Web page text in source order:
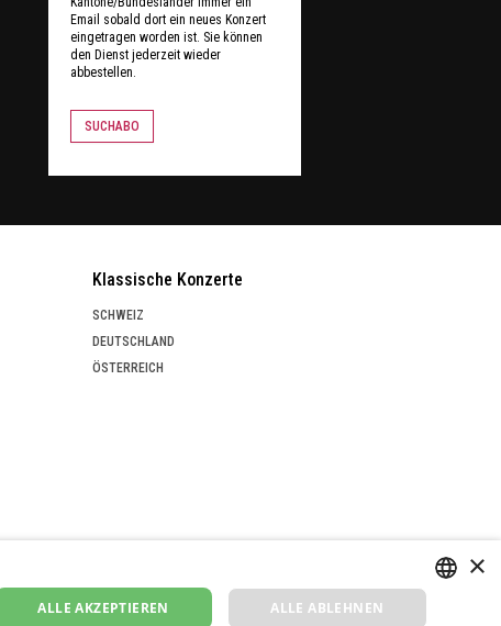
Email sobald dort ein neues Konzert
eingetragen worden ist. Sie können
den Dienst jederzeit wieder
abbestellen.
SUCHABO
Klassische Konzerte
SCHWEIZ
DEUTSCHLAND
ÖSTERREICH
×
ALLE AKZEPTIEREN ALLE ABLEHNEN